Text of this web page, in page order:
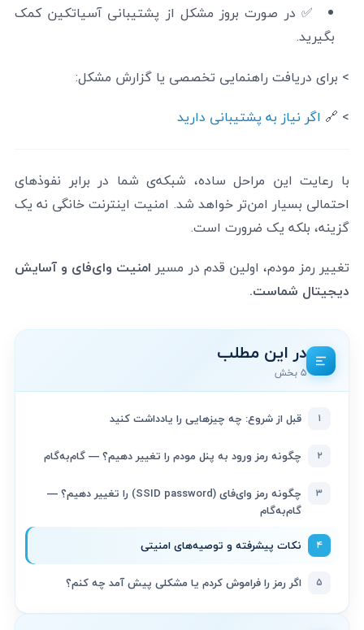
✅ در صورت بروز مشکل از پشتیبانی آسیاتکین کمک
بگیرید.
> برای دریافت راهنمایی تخصصی یا گزارش مشکل:
> 🔗 اگر نیاز به پشتیبانی دارید
با رعایت این مراحل ساده، شبکه‌ی شما در برابر نفوذهای
احتمالی بسیار امن‌تر خواهد شد. امنیت اینترنت خانگی نه یک
گزینه، بلکه یک ضرورت است.
تغییر رمز مودم، اولین قدم در مسیر امنیت وای‌فای و آسایش
دیجیتال شماست.
در این مطلب
۵ بخش
۱ قبل از شروع: چه چیزهایی را یادداشت کنید
۲ چگونه رمز ورود به پنل مودم را تغییر دهیم؟ — گام‌به‌گام
۳
چگونه رمز وای‌فای (SSID password) را تغییر دهیم؟ —
گام‌به‌گام
۴ نکات پیشرفته و توصیه‌های امنیتی
۵ اگر رمز را فراموش کردم یا مشکلی پیش آمد چه کنم؟